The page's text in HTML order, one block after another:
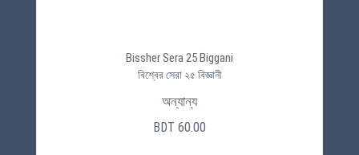
Bissher Sera 25 Biggani
বিশ্বের সেরা ২৫ বিজ্ঞানী
অন্যান্য
BDT 60.00